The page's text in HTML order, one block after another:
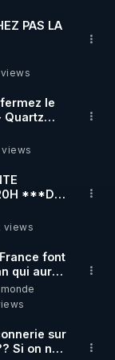
sur la
PAS LA
views
le
Quartz
views
EN
views
font
qui aurait
2001
sur
Si on ne